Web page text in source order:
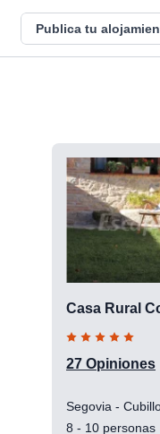
Publica tu
Casa Rural
27 Opiniones
Segovia -
8 - 10 personas